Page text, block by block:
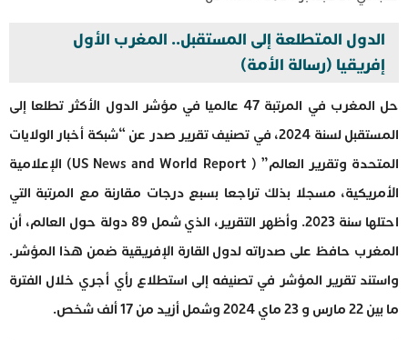
الدول المتطلعة إلى المستقبل.. المغرب الأول
إفريقيا (رسالة الأمة)
حل المغرب في المرتبة 47 عالميا في مؤشر الدول الأكثر تطلعا إلى
المستقبل لسنة 2024، في تصنيف تقرير صدر عن “شبكة أخبار الولايات
المتحدة وتقرير العالم” ( US News and World Report) الإعلامية
الأمريكية، مسجلا بذلك تراجعا بسبع درجات مقارنة مع المرتبة التي
احتلها سنة 2023. وأظهر التقرير، الذي شمل 89 دولة حول العالم، أن
المغرب حافظ على صدراته لدول القارة الإفريقية ضمن هذا المؤشر.
واستند تقرير المؤشر في تصنيفه إلى استطلاع رأي أجري خلال الفترة
ما بين 22 مارس و 23 ماي 2024 وشمل أزيد من 17 ألف شخص.